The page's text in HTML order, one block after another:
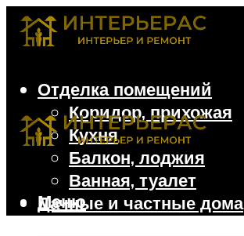
Отделка помещений
Коридор, прихожая
Кухня
Балкон, лоджия
Ванная, туалет
Дачные и частные дома
Меню